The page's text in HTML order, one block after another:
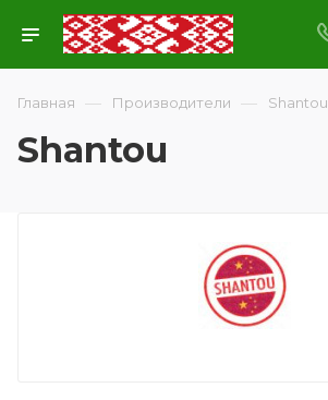
Главная — Производители — Shantou
Shantou